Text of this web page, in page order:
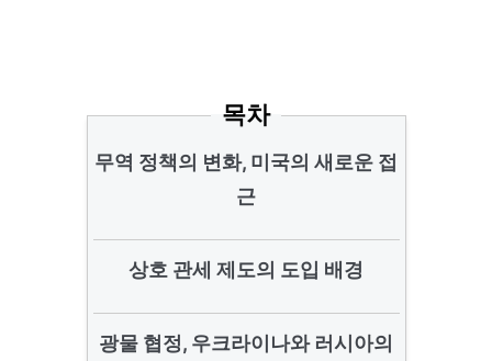
목차
무역 정책의 변화, 미국의 새로운 접
근
상호 관세 제도의 도입 배경
광물 협정, 우크라이나와 러시아의